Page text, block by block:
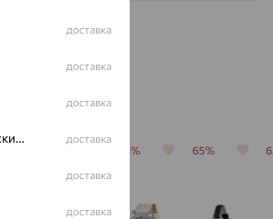
65% 65%
доставка
доставка
доставка
Апастово, Апастовский район доставка
доставка
доставка